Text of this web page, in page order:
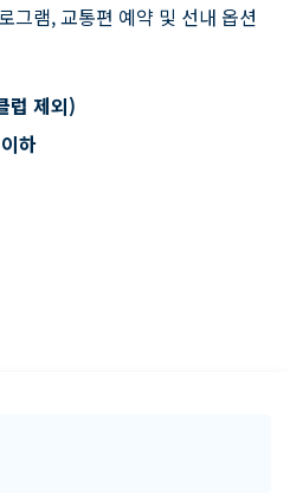
그램, 교통편 예약 및 선내 옵션
럽 제외)
하